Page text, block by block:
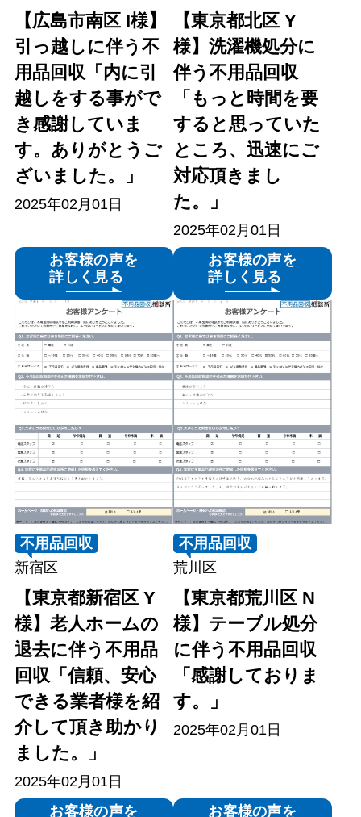
【広島市南区 I様】
引っ越しに伴う不
用品回収「内に引
越しをする事がで
き感謝していま
す。ありがとうご
ざいました。」
2025年02月01日
お客様の声を
詳しく見る
【東京都北区 Y
様】洗濯機処分に
伴う不用品回収
「もっと時間を要
すると思っていた
ところ、迅速にご
対応頂きまし
た。」
2025年02月01日
お客様の声を
詳しく見る
不用品回収
新宿区
【東京都新宿区 Y
様】老人ホームの
退去に伴う不用品
回収「信頼、安心
できる業者様を紹
介して頂き助かり
ました。」
2025年02月01日
お客様の声を
不用品回収
荒川区
【東京都荒川区 N
様】テーブル処分
に伴う不用品回収
「感謝しておりま
す。」
2025年02月01日
お客様の声を